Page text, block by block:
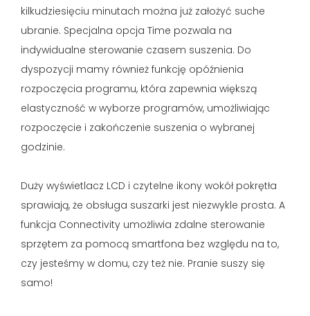
kilkudziesięciu minutach można już założyć suche
ubranie. Specjalna opcja Time pozwala na
indywidualne sterowanie czasem suszenia. Do
dyspozycji mamy również funkcję opóźnienia
rozpoczęcia programu, która zapewnia większą
elastyczność w wyborze programów, umożliwiając
rozpoczęcie i zakończenie suszenia o wybranej
godzinie.
Duży wyświetlacz LCD i czytelne ikony wokół pokrętła
sprawiają, że obsługa suszarki jest niezwykle prosta. A
funkcja Connectivity umożliwia zdalne sterowanie
sprzętem za pomocą smartfona bez względu na to,
czy jesteśmy w domu, czy też nie. Pranie suszy się
samo!